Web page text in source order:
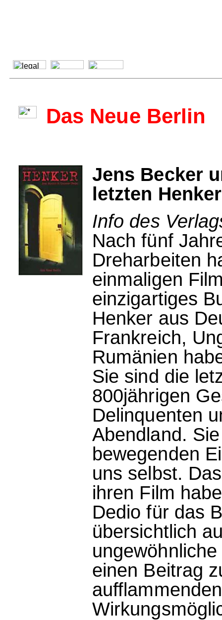
Das Neue Berlin
Jens Becker
letzten Henker
Info des
Nach fünf
Dreharbeiten
einmaligen
einzigartiges
Henker aus
Frankreich,
Rumänien
Sie sind die
800jährigen
Delinquenten
Abendland.
bewegenden
uns selbst.
ihren Film
Dedio für das
übersichtlich
einen Beitrag